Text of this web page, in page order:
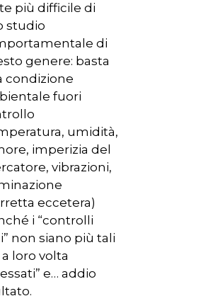
più difficile di
studio
di
genere: basta
condizione
fuori
umidità,
imperizia del
vibrazioni,
eccetera)
i “controlli
non siano più tali
loro volta
e… addio